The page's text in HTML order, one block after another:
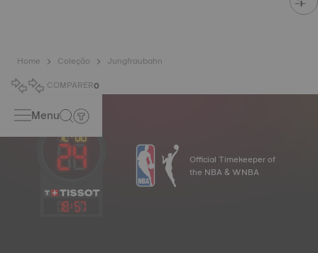
Home Coleção
Jungfraubahn
COMPARER0
Menu
18:57
Official Timekeeper of
the NBA & WNBA